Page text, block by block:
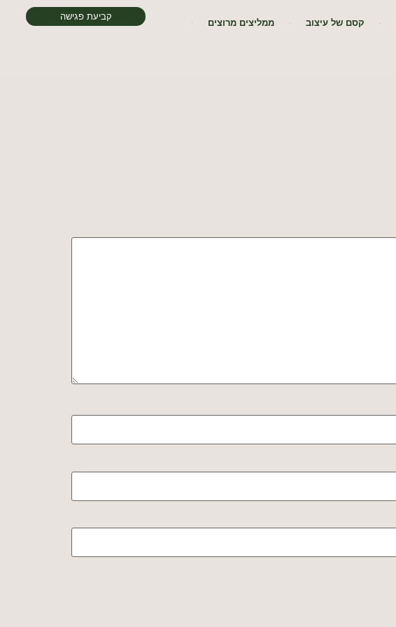
קסם של עיצוב ממליצים מרוצים
קביעת פגישה